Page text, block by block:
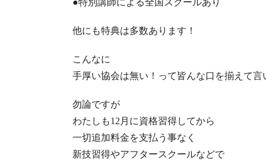
●特別講師による全国スクールあり
他にも特典は多数あります！
こんなに
手厚い協会は無い！って皆んな口を揃えて言
勿論ですが
わたしも12月に資格習得してから
一切追加料金を支払う事なく
新技習得やアフタースクールなどで